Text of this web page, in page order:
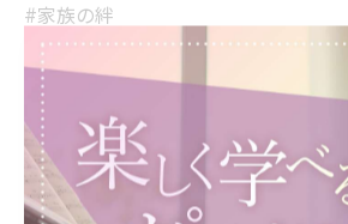
#家族の絆
#お祝いの季節
#思い出づくり
#音楽の力
#みんなで楽しく
#笑顔があふれる